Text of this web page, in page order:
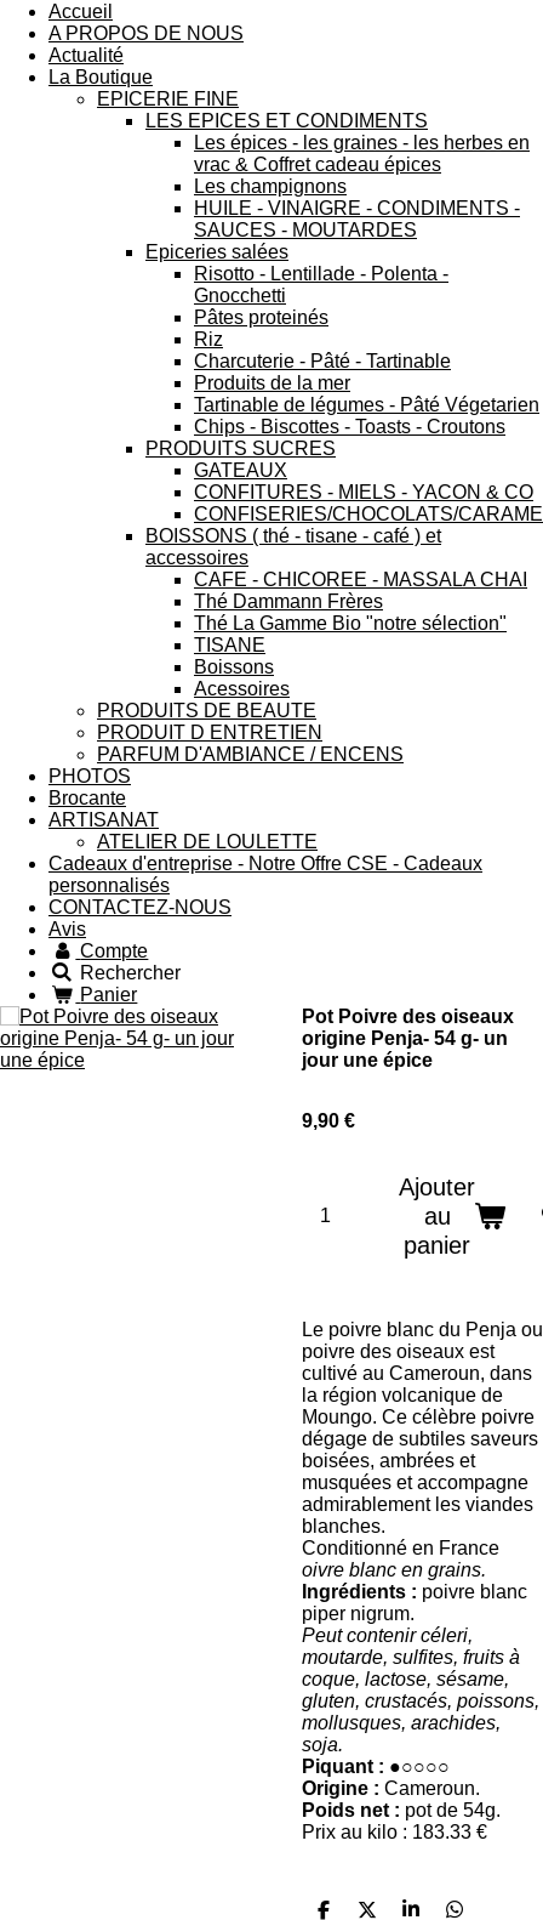
Accueil
A PROPOS DE NOUS
Actualité
La Boutique
EPICERIE FINE
LES EPICES ET CONDIMENTS
Les épices - les graines - les herbes en
vrac & Coffret cadeau épices
Les champignons
HUILE - VINAIGRE - CONDIMENTS -
SAUCES - MOUTARDES
Epiceries salées
Risotto - Lentillade - Polenta -
Gnocchetti
Pâtes proteinés
Riz
Charcuterie - Pâté - Tartinable
Produits de la mer
Tartinable de légumes - Pâté Végetarien
Chips - Biscottes - Toasts - Croutons
PRODUITS SUCRES
GATEAUX
CONFITURES - MIELS - YACON & CO
CONFISERIES/CHOCOLATS/
BOISSONS ( thé - tisane - café ) et
accessoires
CAFE - CHICOREE - MASSALA CHAI
Thé Dammann Frères
Thé La Gamme Bio "notre sélection"
TISANE
Boissons
Acessoires
PRODUITS DE BEAUTE
PRODUIT D ENTRETIEN
PARFUM D'AMBIANCE / ENCENS
PHOTOS
Brocante
ARTISANAT
ATELIER DE LOULETTE
Cadeaux d'entreprise - Notre Offre CSE - Cadeaux
personnalisés
CONTACTEZ-NOUS
Avis
Compte
Rechercher
Panier
Pot Poivre des oiseaux
origine Penja- 54 g- un
jour une épice
9,90 €
Ajouter
au
panier
Le poivre blanc du Penja ou
poivre des oiseaux est
cultivé au Cameroun, dans
la région volcanique de
Moungo. Ce célèbre poivre
dégage de subtiles saveurs
boisées, ambrées et
musquées et accompagne
admirablement les viandes
blanches.
Conditionné en France
oivre blanc en grains.
Ingrédients : poivre blanc
piper nigrum.
Peut contenir céleri,
moutarde, sulfites, fruits à
coque, lactose, sésame,
gluten, crustacés, poissons,
mollusques, arachides,
soja.
Piquant : ●○○○○
Origine : Cameroun.
Poids net : pot de 54g.
Prix au kilo : 183.33 €